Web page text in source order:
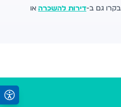
גם ב-דירות להשכרה או